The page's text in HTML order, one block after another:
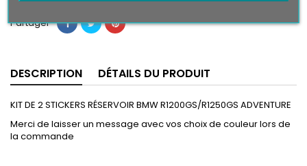
Partager
DESCRIPTION DÉTAILS DU PRODUIT
KIT DE 2 STICKERS RÉSERVOIR BMW R1200GS/R1250GS ADVENTURE
Merci de laisser un message avec vos choix de couleur lors de
la commande